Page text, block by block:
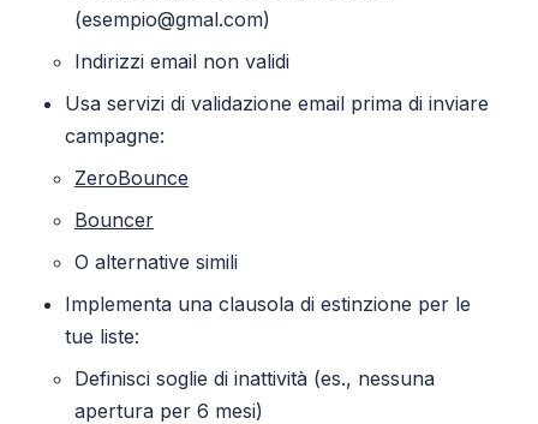
(esempio@gmal.com)
Indirizzi email non validi
Usa servizi di validazione email prima di inviare
campagne:
ZeroBounce
Bouncer
O alternative simili
Implementa una clausola di estinzione per le
tue liste:
Definisci soglie di inattività (es., nessuna
apertura per 6 mesi)